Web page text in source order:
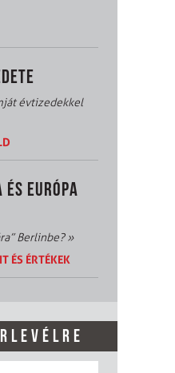
évtizedekkel
ÉS EURÓPA
Berlinbe?»
ÉS ÉRTÉKEK